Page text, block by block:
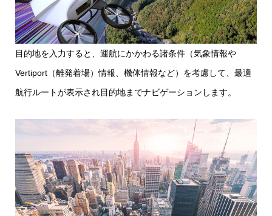
目的地を入力すると、運航にかかわる諸条件（気象情報や
Vertiport（離発着場）情報、機体情報など）を考慮して、最適
航行ルートが表示され目的地までナビゲーションします。